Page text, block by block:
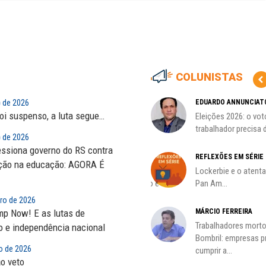
2026
suspenso, a luta segue…
2026
governo do RS contra
na educação: AGORA É
de 2026
Now! E as lutas de
e independência nacional
de 2026
veto
COLUNISTAS
no
Nem reconstruir, nem
MIGUEL TORRES
A luta continua: agora o foco é
CARLOS LOPES
EDUARDO
Eleições 2026: o
trabalhador precisa
REFLEXÕES EM SÉRIE
Lockerbie e o
Pan Am...
MÁRCIO FERREIRA
Trabalhadores
Bombril: empresas
cumprir a...